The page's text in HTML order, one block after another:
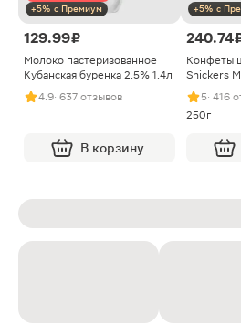
+5% с Премиум
129.99 ₽
Молоко пастеризованное
Кубанская буренка 2.5% 1.4л
4.9· 637 отзывов
В корзину
+5% с
240.74
Конфеты
Snickers
арахисом
5· 416
250г